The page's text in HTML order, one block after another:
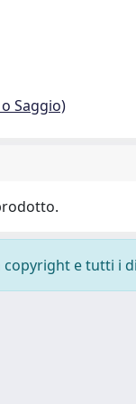
Saggio)
e tutti i